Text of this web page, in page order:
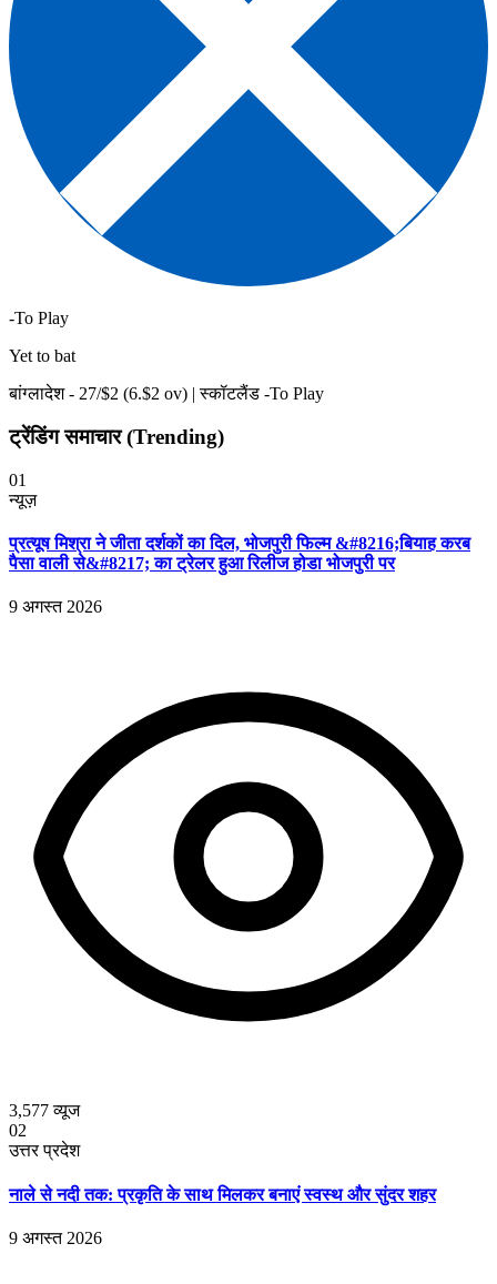
-To Play
Yet to bat
बांग्लादेश - 27/$2 (6.$2 ov) | स्कॉटलैंड -To Play
ट्रेंडिंग समाचार (Trending)
01
न्यूज़
प्रत्यूष मिश्रा ने जीता दर्शकों का दिल, भोजपुरी फिल्म &#8216;बियाह करब
पैसा वाली से&#8217; का ट्रेलर हुआ रिलीज होडा भोजपुरी पर
9 अगस्त 2026
3,577व्यूज
02
उत्तर प्रदेश
नाले से नदी तक: प्रकृति के साथ मिलकर बनाएं स्वस्थ और सुंदर शहर
9 अगस्त 2026